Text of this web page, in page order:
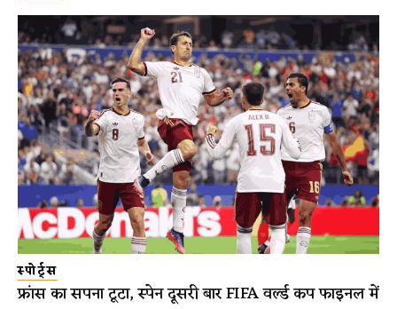
स्पोर्ट्स
फ्रांस का सपना टूटा, स्पेन दूसरी बार FIFA वर्ल्ड कप फाइनल में